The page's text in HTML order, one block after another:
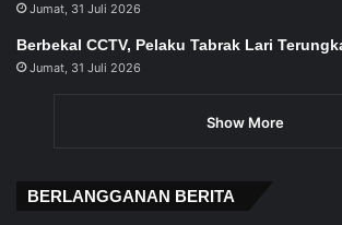
Jumat, 31 Juli 2026
Berbekal CCTV, Pelaku Tabrak Lari
Jumat, 31 Juli 2026
Show More
BERLANGGANAN BERITA